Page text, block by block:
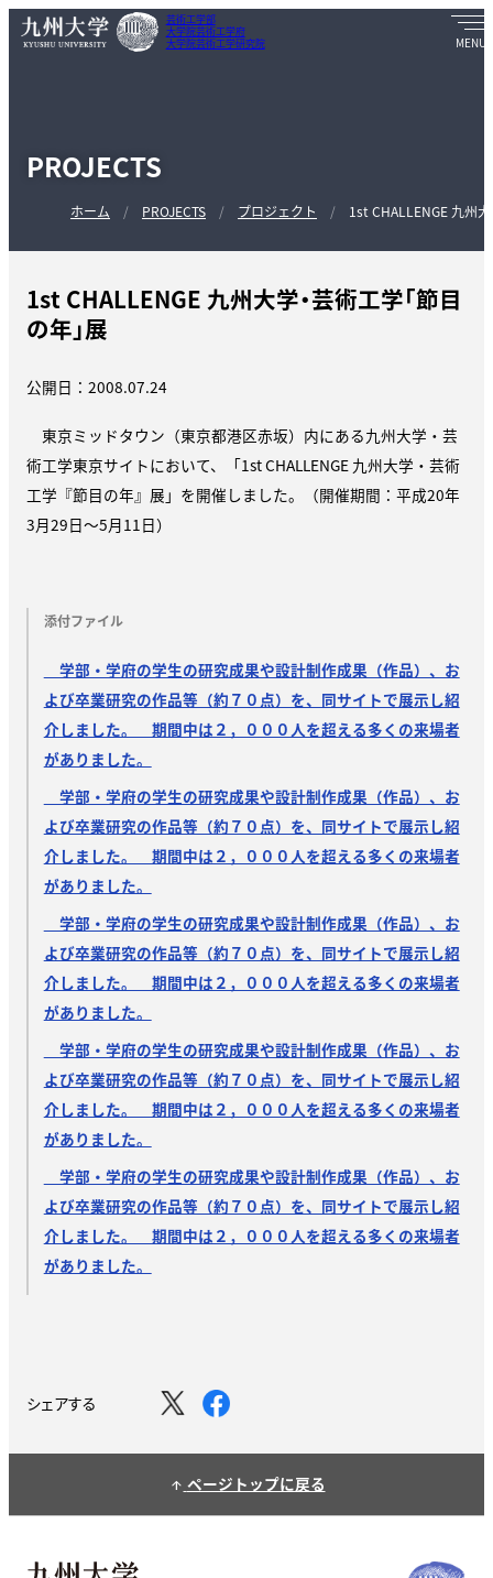
芸術工学部
大学院芸術工学府
大学院芸術工学研究院
PROJECTS
ホーム PROJECTS プロジェクト 1st CHALLENGE 九州
1st CHALLENGE 九州大学・芸術工学「節目
の年」展
公開日：2008.07.24
東京ミッドタウン（東京都港区赤坂）内にある九州大学・芸
術工学東京サイトにおいて、「1st CHALLENGE 九州大学・芸術
工学『節目の年』展」を開催しました。（開催期間：平成20年
3月29日～5月11日）
添付ファイル
学部・学府の学生の研究成果や設計制作成果（作品）、お
よび卒業研究の作品等（約７０点）を、同サイトで展示し紹
介しました。 期間中は２，０００人を超える多くの来場者
がありました。
学部・学府の学生の研究成果や設計制作成果（作品）、お
よび卒業研究の作品等（約７０点）を、同サイトで展示し紹
介しました。 期間中は２，０００人を超える多くの来場者
がありました。
学部・学府の学生の研究成果や設計制作成果（作品）、お
よび卒業研究の作品等（約７０点）を、同サイトで展示し紹
介しました。 期間中は２，０００人を超える多くの来場者
がありました。
学部・学府の学生の研究成果や設計制作成果（作品）、お
よび卒業研究の作品等（約７０点）を、同サイトで展示し紹
介しました。 期間中は２，０００人を超える多くの来場者
がありました。
学部・学府の学生の研究成果や設計制作成果（作品）、お
よび卒業研究の作品等（約７０点）を、同サイトで展示し紹
介しました。 期間中は２，０００人を超える多くの来場者
がありました。
シェアする
arrow_upward ページトップに戻る